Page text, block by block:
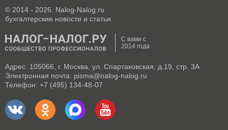
© 2014 - 2026. Nalog-Nalog.ru
бухгалтерские новости и статьи.
С вами с
2014 года
Адрес: 105066, г. Москва, ул. Спартаковская, д.19, стр. 3А
Электронная почта: pisma@nalog-nalog.ru
Телефон: +7 (495) 134-48-07